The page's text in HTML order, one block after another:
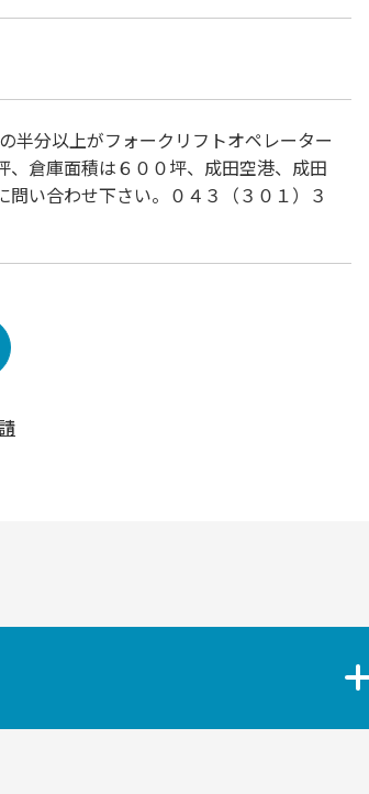
半分以上がフォークリフトオペレーター
倉庫面積は６００坪、成田空港、成田
い合わせ下さい。０４３（３０１）３